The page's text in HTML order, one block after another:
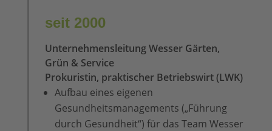
seit 2000
Unternehmensleitung Wesser Gärten,
Grün & Service
Prokuristin, praktischer Betriebswirt (LWK)
Aufbau eines eigenen
Gesundheitsmanagements („Führung
durch Gesundheit“) für das Team Wesser